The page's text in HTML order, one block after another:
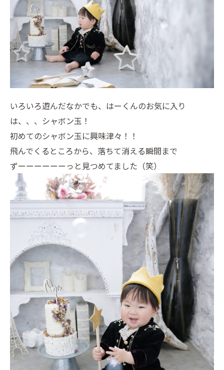
いろいろ遊んだなかでも、はーくんのお気に入り
は、、、シャボン玉！
初めてのシャボン玉に興味津々！！
飛んでくるところから、落ちて消える瞬間まで
ずーーーーーーっと見つめてました（笑）